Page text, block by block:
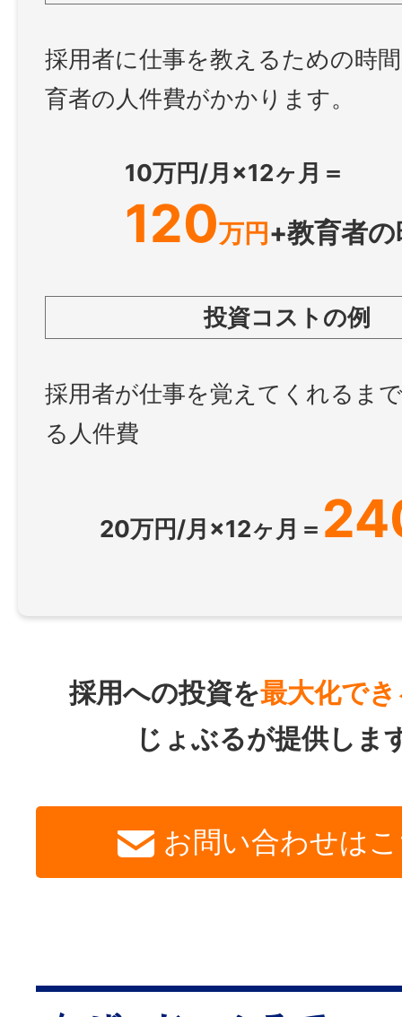
採用者に仕事を教えるための時
育者の人件費がかかります。
10万円/月×12ヶ月＝
120万円 +教育者
投資コストの例
採用者が仕事を覚えてくれるま
る人件費
20万円/月×12ヶ月＝
採用への投資を最大化で
じょぶるが提供しま
お問い合わせは